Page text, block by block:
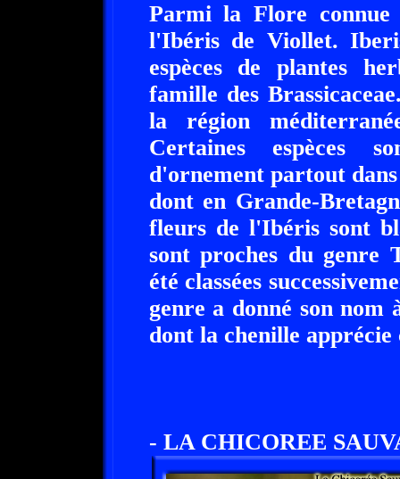
Parmi la Flore connue
l'Ibéris de Viollet.
espèces de plantes
famille des
la région
Certaines espèces
d'ornement partout
dont en Grande-
fleurs de l'Ibéris sont
sont proches du genre
été classées
genre a donné son
dont la chenille apprécie
- LA CHICOREE